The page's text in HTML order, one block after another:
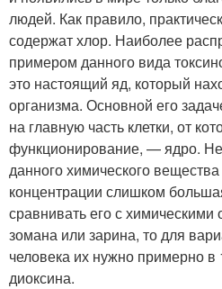
людей. Как правило,
содержат хлор. Наиболее
примером данного вида
это настоящий яд, который
организма. Основной его
на главную часть клетки, от
функционирование, — ядро.
данного химического
концентрации слишком
сравнивать его с
зомана или зарина, то для
человека их нужно примерно
диоксина.